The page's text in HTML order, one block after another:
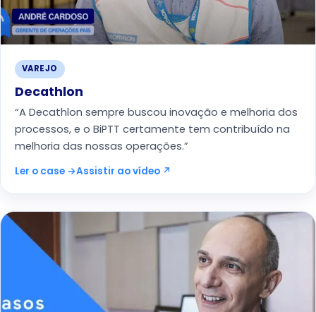
VAREJO
Decathlon
“A Decathlon sempre buscou inovação e melhoria dos
processos, e o BiPTT certamente tem contribuído na
melhoria das nossas operações.”
Ler o case →Assistir ao vídeo ↗